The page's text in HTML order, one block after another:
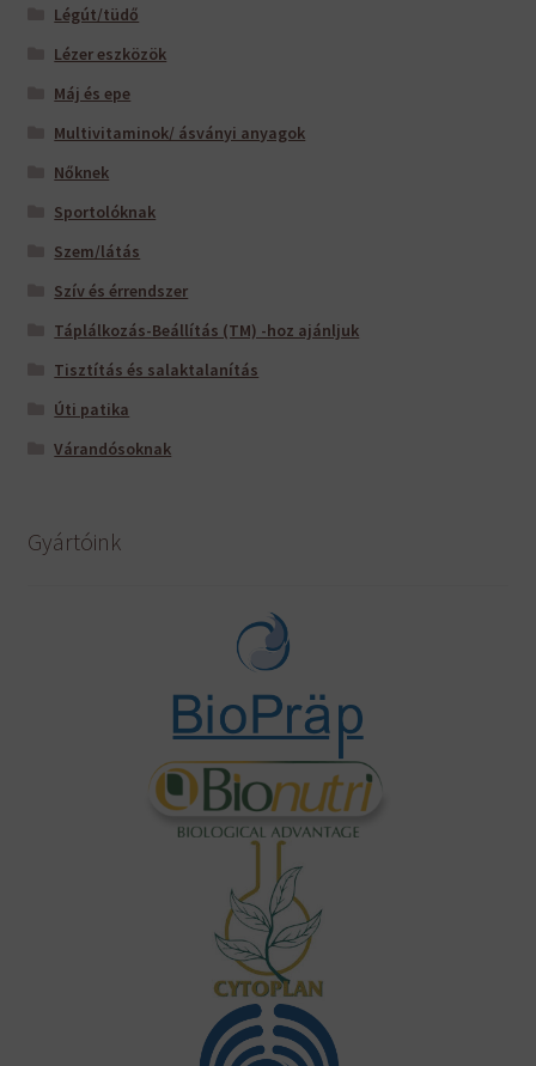
Légút/tüdő
Lézer eszközök
Máj és epe
Multivitaminok/ ásványi anyagok
Nőknek
Sportolóknak
Szem/látás
Szív és érrendszer
Táplálkozás-Beállítás (TM) -hoz ajánljuk
Tisztítás és salaktalanítás
Úti patika
Várandósoknak
Gyártóink